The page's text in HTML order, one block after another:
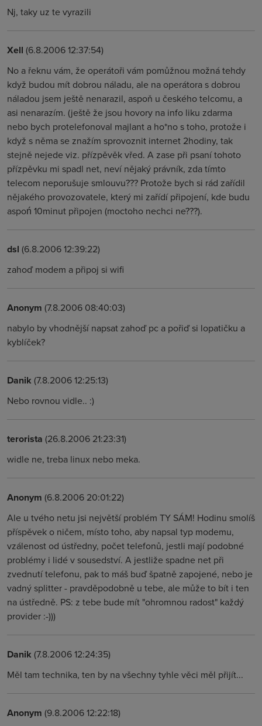
Nj, taky uz te vyrazili
Xell (6.8.2006 12:37:54)
No a řeknu vám, že operátoři vám pomůžnou možná tehdy
když budou mít dobrou náladu, ale na operátora s dobrou
náladou jsem ještě nenarazil, aspoň u českého telcomu, a
asi nenarazím. (ještě že jsou hovory na info liku zdarma
nebo bych protelefonoval majlant a ho*no s toho, protože i
když s něma se znažím sprovoznit internet 2hodiny, tak
stejně nejede viz. přízpěvěk vřed. A zase při psaní tohoto
přízpěvku mi spadl net, neví nějaký právník, zda tímto
telecom neporušuje smlouvu??? Protože bych si rád zařídil
nějakého provozovatele, který mi zařídí připojení, kde budu
aspoń 10minut připojen (moctoho nechci ne???).
dsl (6.8.2006 12:39:22)
zahoď modem a připoj si wifi
Anonym (7.8.2006 08:40:03)
nabylo by vhodnější napsat zahoď pc a pořiď si lopatičku a
kyblíček?
Danik (7.8.2006 12:25:13)
Nebo rovnou vidle.. :)
terorista (26.8.2006 21:23:31)
widle ne, treba linux nebo meka.
Anonym (6.8.2006 20:01:22)
Ale u tvého netu jsi největší problém TY SÁM! Hodinu smolíš
příspěvek o ničem, místo toho, aby napsal typ modemu,
vzálenost od ústředny, počet telefonů, jestli mají podobné
problémy i lidé v sousedství. A jestliže spadne net při
zvednutí telefonu, pak to máš buď špatně zapojené, nebo je
vadný splitter - pravděpodobně u tebe, ale může to bít i ten
na ústředně. PS: z tebe bude mít "ohromnou radost" každý
provider :-)))
Danik (7.8.2006 12:24:35)
Měl tam technika, ten by na všechny tyhle věci měl přijít...
Anonym (9.8.2006 12:22:18)